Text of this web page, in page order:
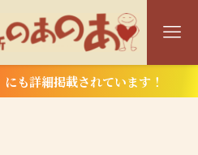
も詳細掲載されています！